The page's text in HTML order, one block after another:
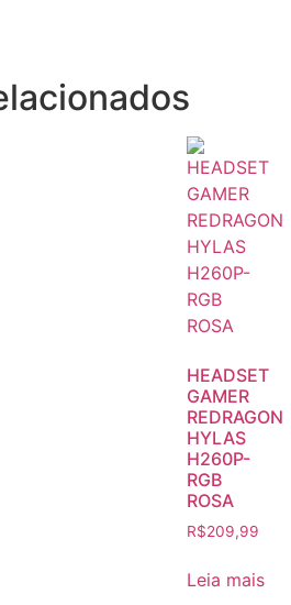
HEADSET
GAMER
REDRAGON
HYLAS
H260P-
RGB
ROSA
R$209,99
Leia mais